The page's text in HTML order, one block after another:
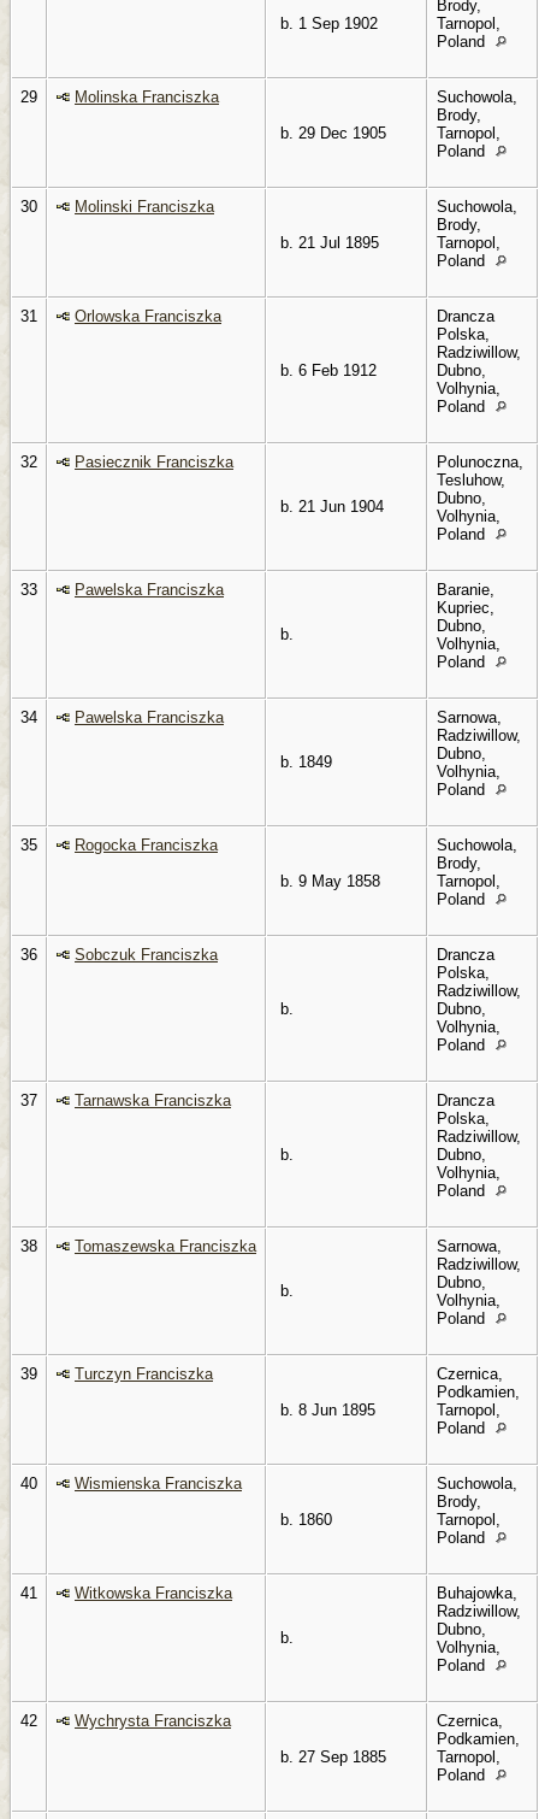
b. 1 Sep 1902
Brody,
Tarnopol,
Poland
29
Molinska Franciszka
b. 29 Dec 1905
Suchowola,
Brody,
Tarnopol,
Poland
30
Molinski Franciszka
b. 21 Jul 1895
Suchowola,
Brody,
Tarnopol,
Poland
31 Orlowska Franciszka
b. 6 Feb 1912
Drancza
Polska,
Radziwillow,
Dubno,
Volhynia,
Poland
32 Pasiecznik Franciszka
b. 21 Jun 1904
Polunoczna,
Tesluhow,
Dubno,
Volhynia,
Poland
33 Pawelska Franciszka
b.
Baranie,
Kupriec,
Dubno,
Volhynia,
Poland
34 Pawelska Franciszka
b. 1849
Sarnowa,
Radziwillow,
Dubno,
Volhynia,
Poland
35
Rogocka Franciszka
b. 9 May 1858
Suchowola,
Brody,
Tarnopol,
Poland
36 Sobczuk Franciszka
b.
Drancza
Polska,
Radziwillow,
Dubno,
Volhynia,
Poland
37 Tarnawska Franciszka
b.
Drancza
Polska,
Radziwillow,
Dubno,
Volhynia,
Poland
38 Tomaszewska Franciszka
b.
Sarnowa,
Radziwillow,
Dubno,
Volhynia,
Poland
39
Turczyn Franciszka
b. 8 Jun 1895
Czernica,
Podkamien,
Tarnopol,
Poland
40
Wismienska Franciszka
b. 1860
Suchowola,
Brody,
Tarnopol,
Poland
41 Witkowska Franciszka
b.
Buhajowka,
Radziwillow,
Dubno,
Volhynia,
Poland
42
Wychrysta Franciszka
b. 27 Sep 1885
Czernica,
Podkamien,
Tarnopol,
Poland